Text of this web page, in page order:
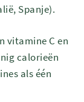
Spanje).
vitamine C en
calorieën
als één